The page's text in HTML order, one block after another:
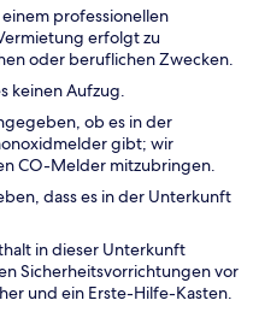
professionellen
erfolgt zu
oder beruflichen Zwecken.
keinen Aufzug.
ob es in der
gibt; wir
CO-Melder mitzubringen.
dass es in der Unterkunft
in dieser Unterkunft
Sicherheitsvorrichtungen vor
und ein Erste-Hilfe-Kasten.